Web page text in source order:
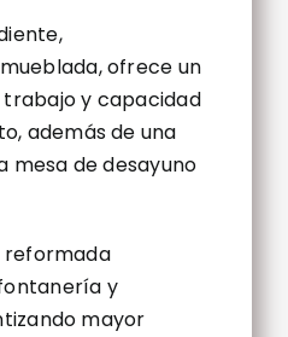
ofrece un
y capacidad
además de una
mesa de desayuno
reformada
y
mayor